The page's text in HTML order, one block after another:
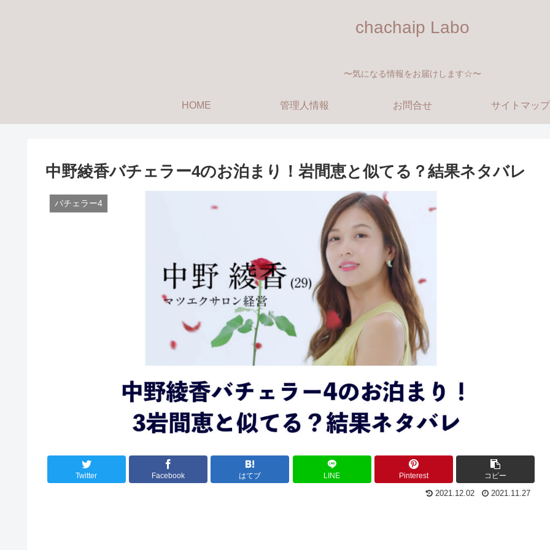
chachaip Labo
〜気になる情報をお届けします☆〜
HOME 管理人情報 お問合せ サイトマップ
中野綾香バチェラー4のお泊まり！岩間恵と似てる？結果ネタバレ
バチェラー4
Twitter Facebook はてブ LINE Pinterest コピー
2021.12.02 2021.11.27